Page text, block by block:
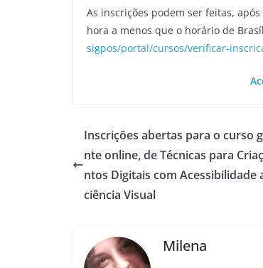
As inscrições podem ser feitas,
hora a menos que o horário de
sigpos/portal/cursos/verificar-
Inscrições abertas para o curso
nte online, de Técnicas para
ntos Digitais com Acessibilidade
ciência Visual
Milena